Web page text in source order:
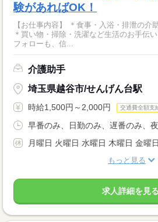
験があればOK！
【お仕事内容】 ＊食事・入浴・排泄の介
＊買い物・掃除・洗濯など生活のお手伝い など お仕事中の
フォローも、信...
介護助手
埼玉県越谷市/せんげん台駅
時給1,500円～2,000円 交通費全額支
早番のみ、日勤のみ、遅番のみ、夜
月曜日 火曜日 水曜日 木曜日 金曜
もっと見る
求人詳細を見る